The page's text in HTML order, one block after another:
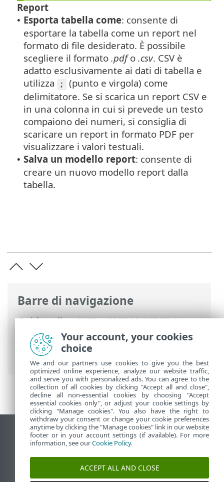
Barre di navigazione
Guida online ESET>ESET PROTECT On-
Prem> Per iniziare>ESET PROTECT Web
Console > Personalizzazione dei filtri e
del layout
Report
• Esporta tabella come: consente di
esportare la tabella come un report nel
formato di file desiderato. È possibile
scegliere il formato .pdfo .csv. CSV è
adatto esclusivamente ai dati di tabella e
utilizza
;
(punto e virgola) come
delimitatore. Se si scarica un report CSV e
in una colonna in cui si prevede un testo
compaiono dei numeri, si consiglia di
scaricare un report in formato PDF per
visualizzare i valori testuali.
• Salva un modello report: consente di
creare un nuovo modello report dalla
tabella.
Visualizza sito desktop
End of Life
ESET Knowledge Base
Your account, your cookies
choice
We and our partners use cookies to give you the best
optimized online experience, analyze our website traffic,
and serve you with personalized ads. You can agree to the
collection of all cookies by clicking "Accept all and close",
decline all non-essential cookies by choosing "Accept
essential cookies only", or adjust your cookie settings by
clicking "Manage cookies". You also have the right to
withdraw your consent or change your cookie preferences
anytime by clicking the "Manage cookies" link in our website
footer or in your account settings (if available). For more
information, see ourCookie Policy.
ACCEPT ALL AND CLOSE